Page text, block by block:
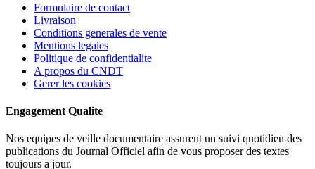
Formulaire de contact
Livraison
Conditions generales de vente
Mentions legales
Politique de confidentialite
A propos du CNDT
Gerer les cookies
Engagement Qualite
Nos equipes de veille documentaire assurent un suivi quotidien des
publications du Journal Officiel afin de vous proposer des textes
toujours a jour.